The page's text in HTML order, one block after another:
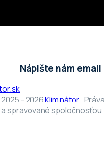
Nápište nám email
- 2026Kliminátor.
spravované spoločnosťou